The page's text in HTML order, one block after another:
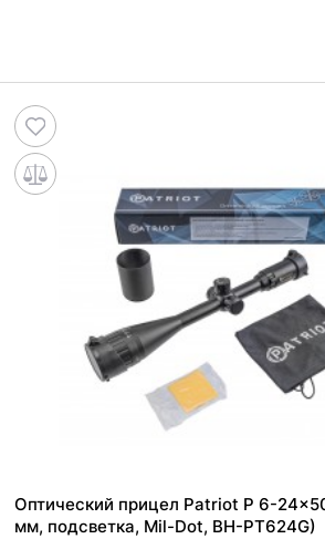
Оптический прицел Patriot P 6-
мм, подсветка, Mil-Dot, BH-PT624G)